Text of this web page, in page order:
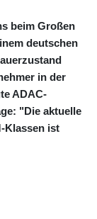
beim Großen
deutschen
in der
ADAC-
"Die aktuelle
Klassen ist